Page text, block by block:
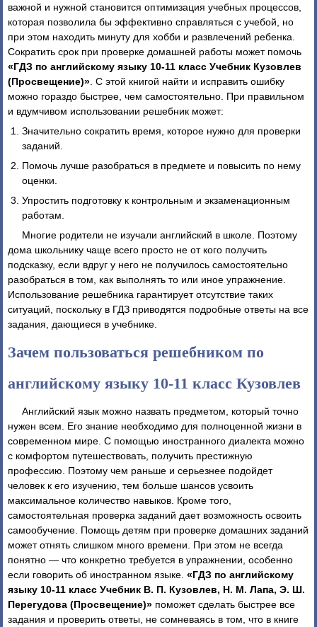
важной и нужной становится оптимизация учебных процессов,
которая позволила бы эффективно справляться с учебой, но
при этом находить минуту для хобби и развлечений ребенка.
Сократить срок при проверке домашней работы может помочь
«ГДЗ по английскому языку 10-11 класс Учебник Кузовлев
(Просвещение)» . С этой книгой найти и исправить ошибку
можно гораздо быстрее, чем самостоятельно. При правильном
и вдумчивом использовании решебник может:
Значительно сократить время, которое нужно для проверки
заданий.
Помочь лучше разобраться в предмете и повысить по нему
оценки.
Упростить подготовку к контрольным и экзаменационным
работам.
Многие родители не изучали английский в школе. Поэтому
дома школьнику чаще всего просто не от кого получить
подсказку, если вдруг у него не получилось самостоятельно
разобраться в том, как выполнять то или иное упражнение.
Использование решебника гарантирует отсутствие таких
ситуаций, поскольку в ГДЗ приводятся подробные ответы на все
задания, дающиеся в учебнике.
Зачем пользоваться решебником по
английскому языку 10-11 класс Кузовлев
Английский язык можно назвать предметом, который точно
нужен всем. Его знание необходимо для полноценной жизни в
современном мире. С помощью иностранного диалекта можно
с комфортом путешествовать, получить престижную
профессию. Поэтому чем раньше и серьезнее подойдет
человек к его изучению, тем больше шансов усвоить
максимальное количество навыков. Кроме того,
самостоятельная проверка заданий дает возможность освоить
самообучение. Помощь детям при проверке домашних заданий
может отнять слишком много времени. При этом не всегда
понятно — что конкретно требуется в упражнении, особенно
если говорить об иностранном языке. «ГДЗ по английскому
языку 10-11 класс Учебник В. П. Кузовлев, Н. М. Лапа, Э. Ш.
Перегудова (Просвещение)» поможет сделать быстрее все
задания и проверить ответы, не сомневаясь в том, что в книге